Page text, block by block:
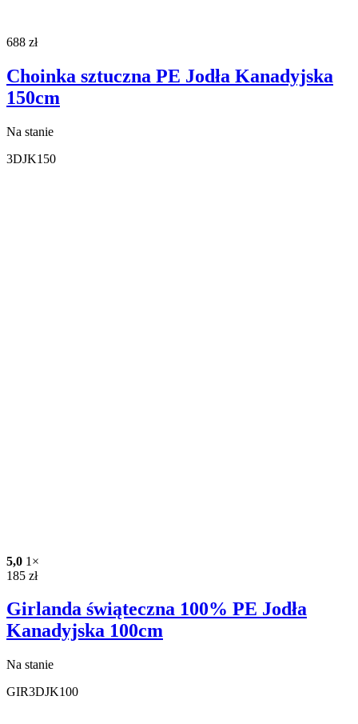
688 zł
Choinka sztuczna PE Jodła Kanadyjska
150cm
Na stanie
3DJK150
5,0 1×
185 zł
Girlanda świąteczna 100% PE Jodła
Kanadyjska 100cm
Na stanie
GIR3DJK100